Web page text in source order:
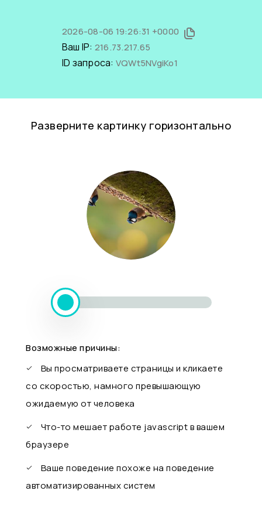
2026-08-06 19:26:31 +0000
Ваш IP: 216.73.217.65
ID запроса: VQWt5NVgiKo1
Разверните картинку горизонтально
Возможные причины:
Вы просматриваете страницы и кликаете
со скоростью, намного превышающую
ожидаемую от человека
Что-то мешает работе javascript в вашем
браузере
Ваше поведение похоже на поведение
автоматизированных систем